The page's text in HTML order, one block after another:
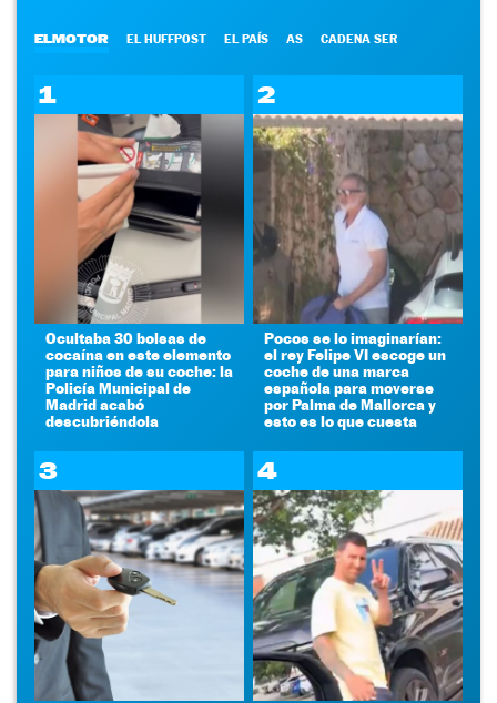
ELMOTOR EL HUFFPOST EL PAÍS AS CADENA SER
1
Ocultaba 30 bolsas de
cocaína en este elemento
para niños de su coche: la
Policía Municipal de
Madrid acabó
descubriéndola
2
Pocos se lo imaginarían:
el rey Felipe VI escoge un
coche de una marca
española para moverse
por Palma de Mallorca y
esto es lo que cuesta
3 4